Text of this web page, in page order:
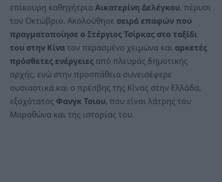
επίκουρη καθηγήτρια Αικατερίνη Δελέγκου, πέρυσι
τον Οκτώβριο. Ακολούθησε σειρά επαφών που
πραγματοποίησε ο Στέργιος Τσίρκας στο ταξίδι
του στην Κίνα τον περασμένο χειμώνα και αρκετές
πρόσθετες ενέργειες από πλευράς δημοτικής
αρχής, ενώ στην προσπάθεια συνεισέφερε
ουσιαστικά και ο πρέσβης της Κίνας στην Ελλάδα,
εξοχότατος Φανγκ Τσιου, που είναι λάτρης του
Μαραθώνα και της ιστορίας του.